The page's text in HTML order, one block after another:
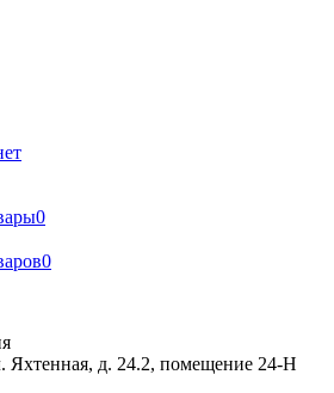
0
0
Яхтенная, д. 24.2, помещение 24-Н